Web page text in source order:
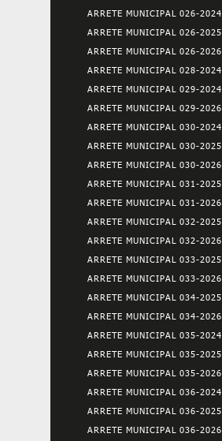
ARRETE MUNICIPAL 026-2024
ARRETE MUNICIPAL 026-2025
ARRETE MUNICIPAL 026-2026
ARRETE MUNICIPAL 028-2024
ARRETE MUNICIPAL 029-2024
ARRETE MUNICIPAL 029-2026
ARRETE MUNICIPAL 030-2024
ARRETE MUNICIPAL 030-2025
ARRETE MUNICIPAL 030-2026
ARRETE MUNICIPAL 031-2025
ARRETE MUNICIPAL 031-2026
ARRETE MUNICIPAL 032-2025
ARRETE MUNICIPAL 032-2026
ARRETE MUNICIPAL 033-2025
ARRETE MUNICIPAL 033-2026
ARRETE MUNICIPAL 034-2025
ARRETE MUNICIPAL 034-2026
ARRETE MUNICIPAL 035-2024
ARRETE MUNICIPAL 035-2025
ARRETE MUNICIPAL 035-2026
ARRETE MUNICIPAL 036-2024
ARRETE MUNICIPAL 036-2025
ARRETE MUNICIPAL 036-2026